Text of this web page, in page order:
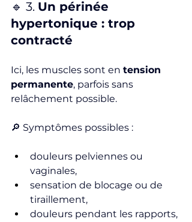
🔹 3. Un périnée
hypertonique : trop
contracté
Ici, les muscles sont en tension
permanente, parfois sans
relâchement possible.
🔎 Symptômes possibles :
douleurs pelviennes ou
vaginales,
sensation de blocage ou de
tiraillement,
douleurs pendant les rapports,